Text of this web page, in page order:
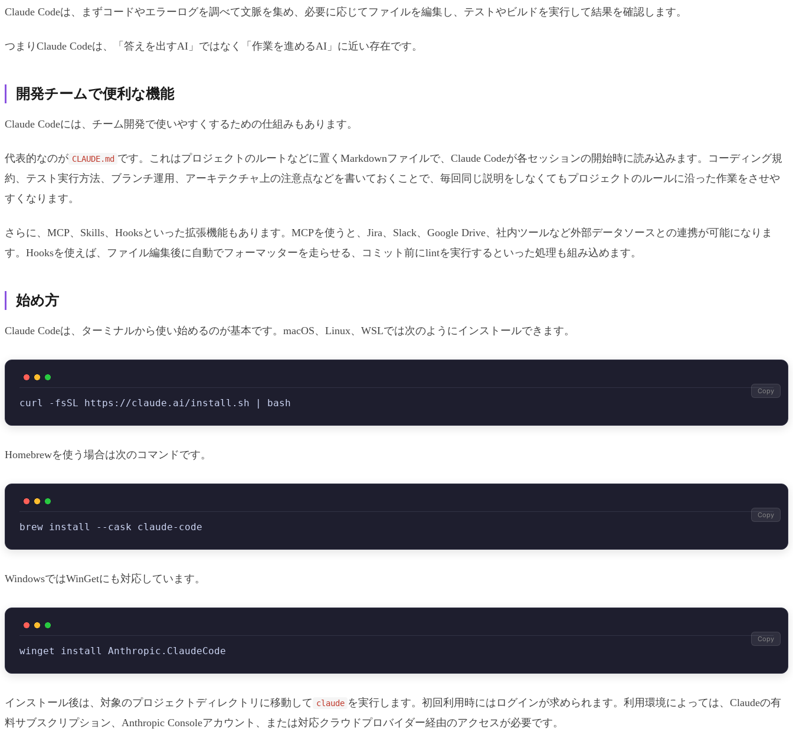
Claude Codeは、まずコードやエラーログを調べて文脈を集め、必要に応じてファイルを編集し、テストやビルドを実行して結果を確認します。
つまりClaude Codeは、「答えを出すAI」ではなく「作業を進めるAI」に近い存在です。
開発チームで便利な機能
Claude Codeには、チーム開発で使いやすくするための仕組みもあります。
代表的なのが CLAUDE.md です。これはプロジェクトのルートなどに置くMarkdownファイルで、Claude Codeが各セッションの開始時に読み込みます。コーディング規
約、テスト実行方法、ブランチ運用、アーキテクチャ上の注意点などを書いておくことで、毎回同じ説明をしなくてもプロジェクトのルールに沿った作業をさせや
すくなります。
さらに、MCP、Skills、Hooksといった拡張機能もあります。MCPを使うと、Jira、Slack、Google Drive、社内ツールなど外部データソースとの連携が可能になりま
す。Hooksを使えば、ファイル編集後に自動でフォーマッターを走らせる、コミット前にlintを実行するといった処理も組み込めます。
始め方
Claude Codeは、ターミナルから使い始めるのが基本です。macOS、Linux、WSLでは次のようにインストールできます。
curl -fsSL https://claude.ai/install.sh | bash
Copy
Homebrewを使う場合は次のコマンドです。
brew install --cask claude-code
Copy
WindowsではWinGetにも対応しています。
winget install Anthropic.ClaudeCode
Copy
インストール後は、対象のプロジェクトディレクトリに移動して claude を実行します。初回利用時にはログインが求められます。利用環境によっては、Claudeの有
料サブスクリプション、Anthropic Consoleアカウント、または対応クラウドプロバイダー経由のアクセスが必要です。